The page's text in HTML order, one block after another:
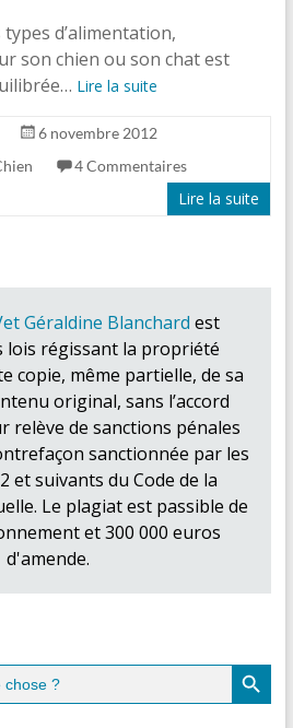
d’alimentation,
son chien ou son chat est
Lire la suite
6 novembre 2012
4 Commentaires
Lire la suite
Géraldine Blanchard est
lois régissant la propriété
copie, même partielle, de sa
original, sans l’accord
relève de sanctions pénales
sanctionnée par les
et suivants du Code de la
Le plagiat est passible de
et 300 000 euros
d'amende.
Search Button